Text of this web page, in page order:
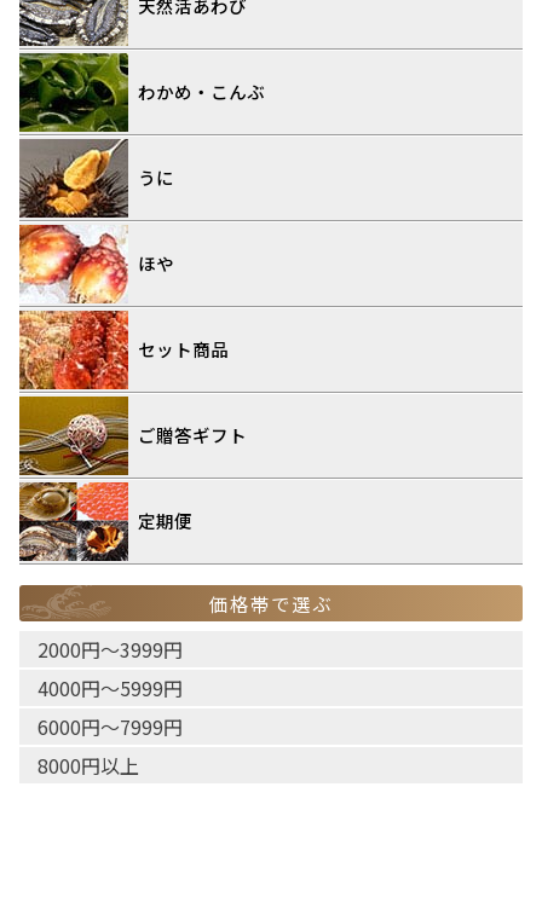
天然活あわび
わかめ・こんぶ
うに
ほや
セット商品
ご贈答ギフト
定期便
価格帯で選ぶ
2000円〜3999円
4000円〜5999円
6000円〜7999円
8000円以上